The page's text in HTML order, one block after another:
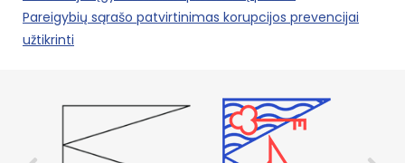
Pareigybių sąrašo patvirtinimas korupcijos prevencijai
užtikrinti